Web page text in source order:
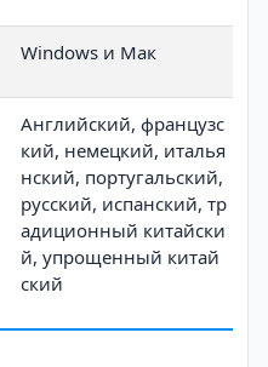
Windows и Мак
Английский, французс
кий, немецкий, италья
нский, португальский,
русский, испанский, тр
адиционный китайски
й, упрощенный китай
ский